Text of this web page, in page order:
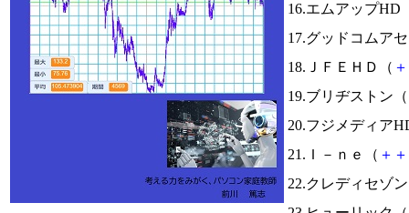
16.エムアップHD
17.グッドコムア
18.ＪＦＥＨＤ（ ＋
19.ブリヂストン（
20.フジメディア
21.Ｉ－ｎｅ（ ＋ ＋
22.クレディセゾ